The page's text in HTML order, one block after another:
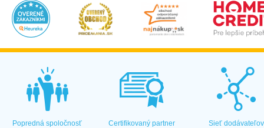
Popredná spoločnosť Certifikovaný partner Sieť dodávateľov